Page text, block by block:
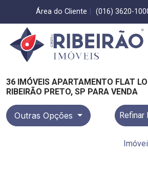
Área do Cliente (016) 3620-
36 IMÓVEIS APARTAMENTO FLAT
RIBEIRÃO PRETO, SP PARA VENDA
Outras Opções Refinar